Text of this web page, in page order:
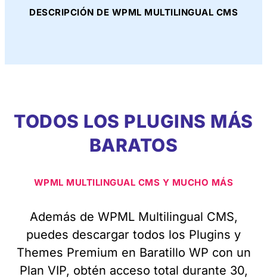
DESCRIPCIÓN DE WPML MULTILINGUAL CMS
TODOS LOS PLUGINS MÁS
BARATOS
WPML MULTILINGUAL CMS Y MUCHO MÁS
Además de WPML Multilingual CMS,
puedes descargar todos los Plugins y
Themes Premium en Baratillo WP con un
Plan VIP, obtén acceso total durante 30,